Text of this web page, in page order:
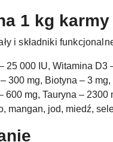
1 kg karmy
i składniki
25 000 IU, Witamina D3
300 mg, Biotyna – 3
600 mg, Tauryna –
mangan, jod, miedź,